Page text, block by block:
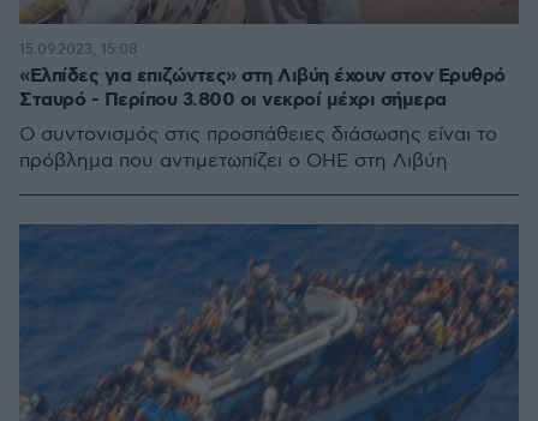
«Ελπίδες για επιζώντες» στη Λιβύη έχουν στον Ερυθρό
Σταυρό - Περίπου 3.800 οι νεκροί μέχρι σήμερα
Ο συντονισμός στις προσπάθειες διάσωσης είναι το
πρόβλημα που αντιμετωπίζει ο ΟΗΕ στη Λιβύη
15.09.2023, 15:08